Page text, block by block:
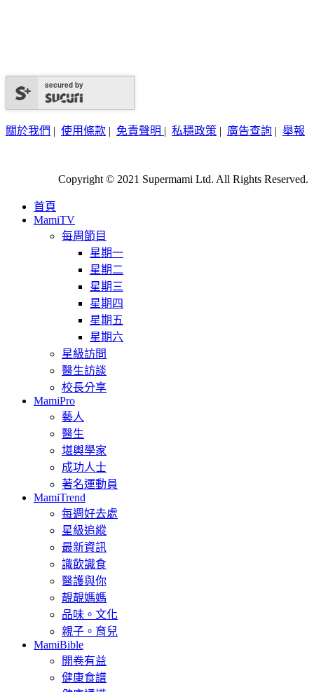
secured by
關於我們 | 使用條款 | 免責聲明 | 私穩政策 | 廣告查詢 | 舉報
Copyright © 2021 Supermami Ltd. All Rights Reserved.
首頁
MamiTV
每周節目
星期一
星期二
星期三
星期四
星期五
星期六
星級訪問
醫生訪談
校長分享
MamiPro
藝人
醫生
堪輿學家
成功人士
著名運動員
MamiTrend
每週好去處
星級追縱
最新資訊
識飲識食
醫護與你
靚靚媽媽
品味。文化
親子。育兒
MamiBible
開卷有益
健康食譜